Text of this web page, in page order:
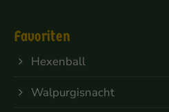
Favoriten
Hexenball
Walpurgisnacht